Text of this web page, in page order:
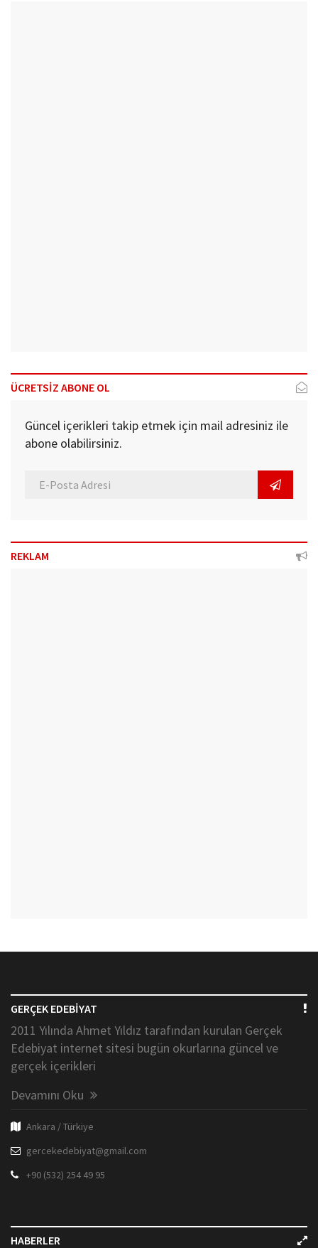
ÜCRETSİZ ABONE OL
Güncel içerikleri takip etmek için mail adresiniz ile
abone olabilirsiniz.
REKLAM
GERÇEK EDEBİYAT
2011 Yılında Ahmet Yıldız tarafından kurulan Gerçek
Edebiyat internet sitesi bugün okurlarına güncel ve
gerçek içerikleri
Devamını Oku
Ankara / Türkiye
gercekedebiyat@gmail.com
+90 (532) 254 49 95
HABERLER